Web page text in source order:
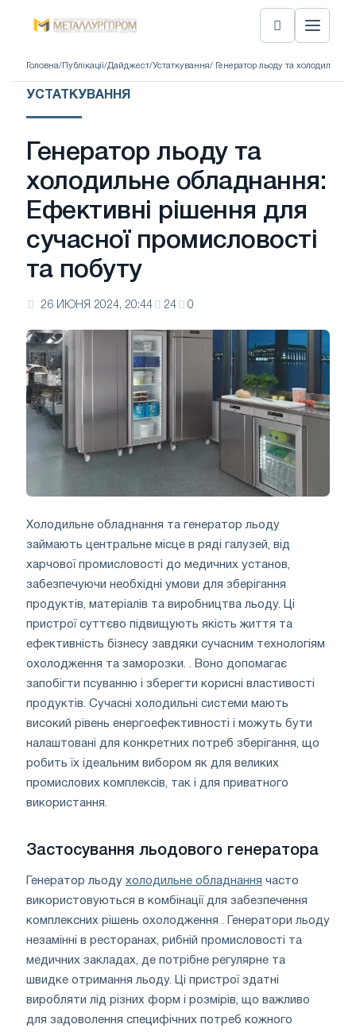
Головна/ Публікації/Дайджест/Устаткування/ Генератор льоду та холодильне
УСТАТКУВАННЯ
Генератор льоду та
холодильне обладнання:
Ефективні рішення для
сучасної промисловості
та побуту
26 ИЮНЯ 2024, 20:44 24 0
Холодильне обладнання та генератор льоду
займають центральне місце в ряді галузей, від
харчової промисловості до медичних установ,
забезпечуючи необхідні умови для зберігання
продуктів, матеріалів та виробництва льоду. Ці
пристрої суттєво підвищують якість життя та
ефективність бізнесу завдяки сучасним технологіям
охолодження та заморозки. . Воно допомагає
запобігти псуванню і зберегти корисні властивості
продуктів. Сучасні холодильні системи мають
високий рівень енергоефективності і можуть бути
налаштовані для конкретних потреб зберігання, що
робить їх ідеальним вибором як для великих
промислових комплексів, так і для приватного
використання.
Застосування льодового генератора
Генератор льоду холодильне обладнання часто
використовуються в комбінації для забезпечення
комплексних рішень охолодження . Генератори льоду
незамінні в ресторанах, рибній промисловості та
медичних закладах, де потрібне регулярне та
швидке отримання льоду. Ці пристрої здатні
виробляти лід різних форм і розмірів, що важливо
для задоволення специфічних потреб кожного